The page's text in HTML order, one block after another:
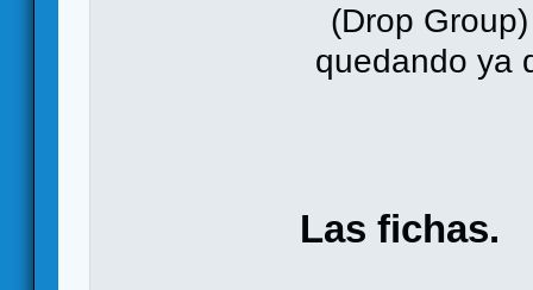
(Drop
quedando ya
Las fichas.